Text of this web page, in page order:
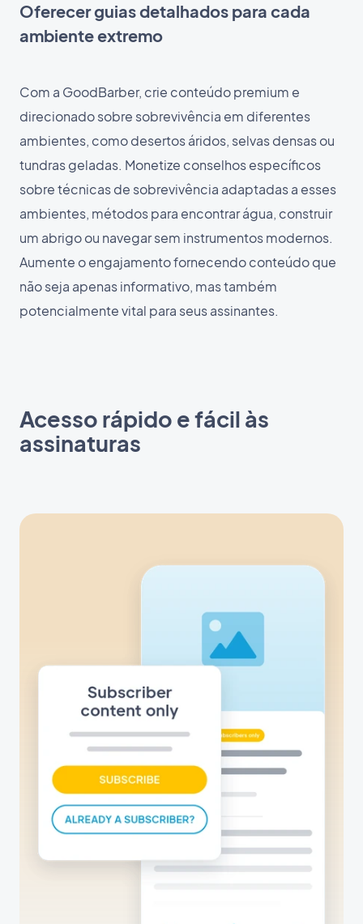
Oferecer guias detalhados para cada
ambiente extremo
Com a GoodBarber, crie conteúdo premium e
direcionado sobre sobrevivência em diferentes
ambientes, como desertos áridos, selvas densas ou
tundras geladas. Monetize conselhos específicos
sobre técnicas de sobrevivência adaptadas a esses
ambientes, métodos para encontrar água, construir
um abrigo ou navegar sem instrumentos modernos.
Aumente o engajamento fornecendo conteúdo que
não seja apenas informativo, mas também
potencialmente vital para seus assinantes.
Acesso rápido e fácil às
assinaturas